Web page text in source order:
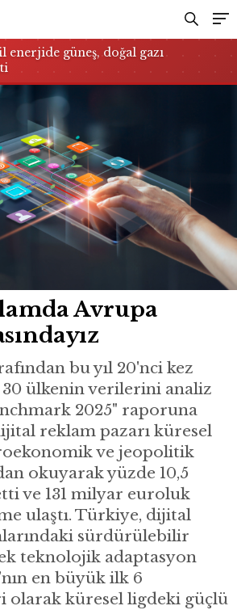
enerjide güneş, doğal gazı
Avrupa
bu yıl 20'nci kez
30 ülkenin verilerini analiz
2025" raporuna
reklam pazarı küresel
ve jeopolitik
okuyarak yüzde 10,5
ve 131 milyar euroluk
ulaştı. Türkiye, dijital
sürdürülebilir
teknolojik adaptasyon
en büyük ilk 6
olarak küresel ligdeki güçlü